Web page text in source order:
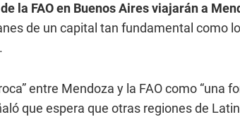
la FAO en Buenos Aires viajarán a
de un capital tan fundamental como lo
entre Mendoza y la FAO como “una
que espera que otras regiones de